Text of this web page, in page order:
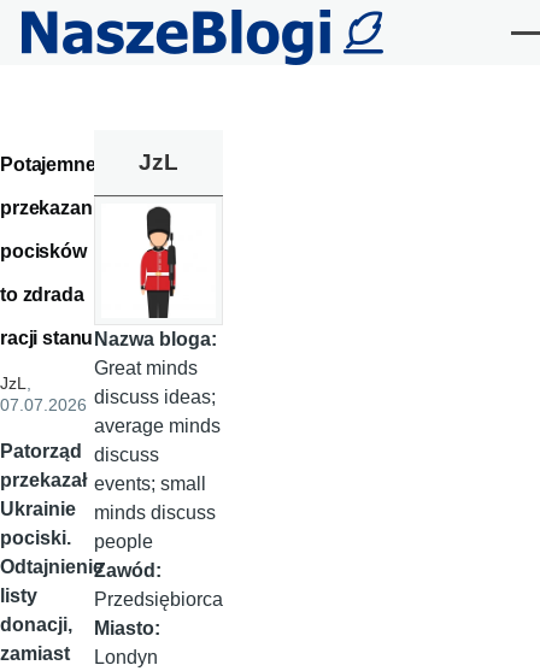
Przejdź do treści
Potajemne
przekazanie
pocisków
to zdrada
racji stanu
JzL,
07.07.2026
Patorząd
przekazał
Ukrainie
pociski.
Odtajnienie
listy
donacji,
zamiast
JzL
Nazwa bloga:
Great minds
discuss ideas;
average minds
discuss
events; small
minds discuss
people
Zawód:
Przedsiębiorca
Miasto:
Londyn